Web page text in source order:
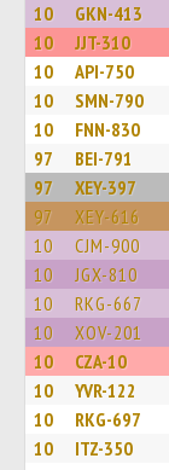
10 GKN-413
10 JJT-310
10 API-750
10 SMN-790
10 FNN-830
97 BEI-791
97 XEY-397
97 XEY-616
10 CJM-900
10 JGX-810
10 RKG-667
10 XOV-201
10 CZA-10
10 YVR-122
10 RKG-697
10 ITZ-350